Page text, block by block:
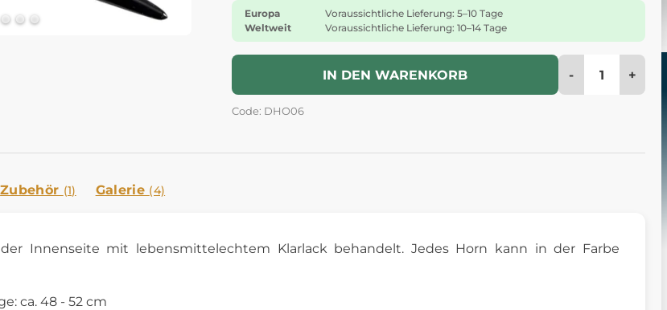
Europa
Voraussichtliche Lieferung: 5–10 Tage
Weltweit
Voraussichtliche Lieferung: 10–14 Tage
IN DEN WARENKORB - +
Code: DHO06
Zubehör (1) Galerie (4)
Innenseite mit lebensmittelechtem Klarlack behandelt. Jedes Horn kann in der Farbe
ca. 48 - 52 cm